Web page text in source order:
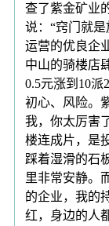
查了紫金矿业
说：“窍门就
运营的优良企
中山的骑楼店
0.5元涨到10派
初心、风险。
我，你太厉害
楼连成片，是
踩着湿滑的石
里非常安静。
的企业，我的
红，身边的人